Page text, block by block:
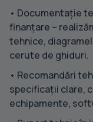
• Documentație
finanțare –
tehnice,
cerute de ghiduri.
• Recomandări
specificații clare,
echipamente,